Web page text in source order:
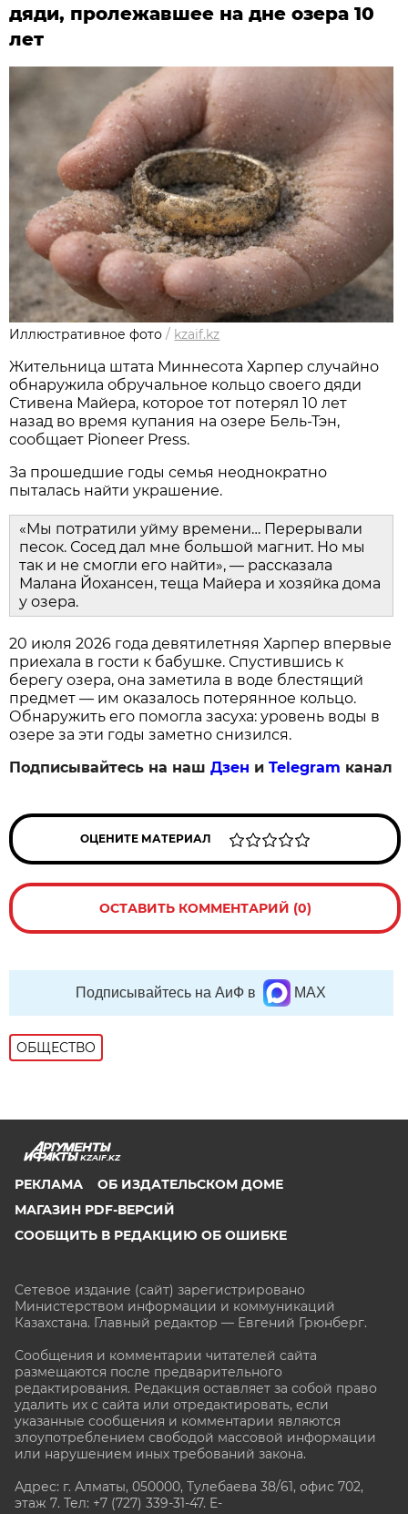
дяди, пролежавшее на дне озера 10
лет
Иллюстративное фото / kzaif.kz
Жительница штата Миннесота Харпер случайно
обнаружила обручальное кольцо своего дяди
Стивена Майера, которое тот потерял 10 лет
назад во время купания на озере Бель-Тэн,
сообщает Pioneer Press.
За прошедшие годы семья неоднократно
пыталась найти украшение.
«Мы потратили уйму времени… Перерывали
песок. Сосед дал мне большой магнит. Но мы
так и не смогли его найти», — рассказала
Малана Йохансен, теща Майера и хозяйка дома
у озера.
20 июля 2026 года девятилетняя Харпер впервые
приехала в гости к бабушке. Спустившись к
берегу озера, она заметила в воде блестящий
предмет — им оказалось потерянное кольцо.
Обнаружить его помогла засуха: уровень воды в
озере за эти годы заметно снизился.
Подписывайтесь на нашДзен иTelegram канал
ОЦЕНИТЕ МАТЕРИАЛ
ОСТАВИТЬ КОММЕНТАРИЙ (0)
Подписывайтесь на АиФ в MAX
ОБЩЕСТВО
KZAIF.KZ
РЕКЛАМА
ОБ ИЗДАТЕЛЬСКОМ ДОМЕ
МАГАЗИН PDF-ВЕРСИЙ
СООБЩИТЬ В РЕДАКЦИЮ ОБ ОШИБКЕ
Сетевое издание (сайт) зарегистрировано
Министерством информации и коммуникаций
Казахстана. Главный редактор — Евгений Грюнберг.
Сообщения и комментарии читателей сайта
размещаются после предварительного
редактирования. Редакция оставляет за собой право
удалить их с сайта или отредактировать, если
указанные сообщения и комментарии являются
злоупотреблением свободой массовой информации
или нарушением иных требований закона.
Адрес: г. Алматы, 050000, Тулебаева 38/61, офис 702,
этаж 7. Тел: +7 (727) 339-31-47. E-